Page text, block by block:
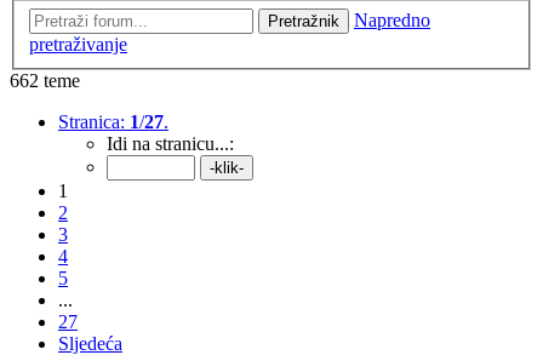
Pretražnik
Napredno
pretraživanje
662 teme
Stranica: 1/27.
Idi na stranicu...:
1
2
3
4
5
...
27
Sljedeća